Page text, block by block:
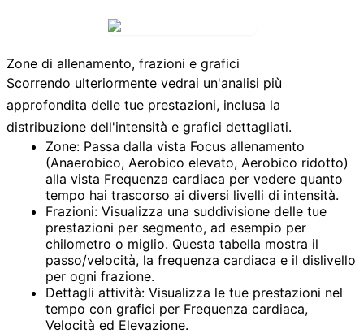
Zone di allenamento, frazioni e grafici
Scorrendo ulteriormente vedrai un'analisi più
approfondita delle tue prestazioni, inclusa la
distribuzione dell'intensità e grafici dettagliati.
Zone: Passa dalla vista Focus allenamento
(Anaerobico, Aerobico elevato, Aerobico ridotto)
alla vista Frequenza cardiaca per vedere quanto
tempo hai trascorso ai diversi livelli di intensità.
Frazioni: Visualizza una suddivisione delle tue
prestazioni per segmento, ad esempio per
chilometro o miglio. Questa tabella mostra il
passo/velocità, la frequenza cardiaca e il dislivello
per ogni frazione.
Dettagli attività: Visualizza le tue prestazioni nel
tempo con grafici per Frequenza cardiaca,
Velocità ed Elevazione.